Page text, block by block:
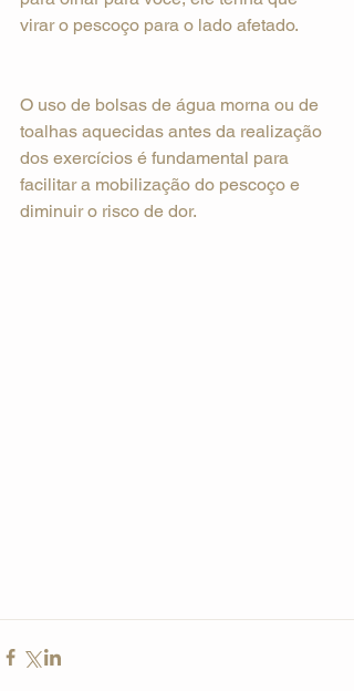
virar o pescoço para o lado afetado.
O uso de bolsas de água morna ou de
toalhas aquecidas antes da realização
dos exercícios é fundamental para
facilitar a mobilização do pescoço e
diminuir o risco de dor.